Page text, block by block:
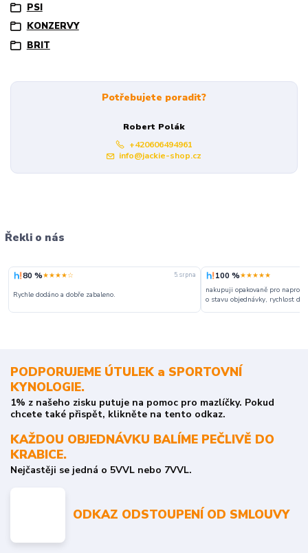
PSI
KONZERVY
BRIT
Potřebujete poradit?
Robert Polák
+420606494961
info@jackie-shop.cz
Řekli o nás
80 %★★★★☆ 5. srpna
Rychle dodáno a dobře zabaleno.
100 %★★★★★
nakupuji opakovaně pro
o stavu objednávky, rychlost
PODPORUJEME ÚTULEK a SPORTOVNÍ
KYNOLOGIE.
1% z našeho zisku putuje na pomoc pro mazlíčky. Pokud
chcete také přispět, klikněte na tento odkaz.
KAŽDOU OBJEDNÁVKU BALÍME PEČLIVĚ DO
KRABICE.
Nejčastěji se jedná o 5VVL nebo 7VVL.
ODKAZ ODSTOUPENÍ OD SMLOUVY